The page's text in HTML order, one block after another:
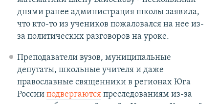
днями ранее администрация школы заявила,
что кто-то из учеников пожаловался на нее из-
за политических разговоров на уроке.
Преподаватели вузов, муниципальные
депутаты, школьные учителя и даже
православные священники в регионах Юга
России подвергаютсяпреследованиям из-за